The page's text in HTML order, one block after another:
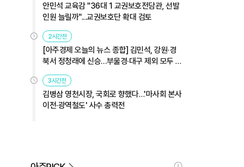
안민석 교육감 "36대 1 교권보호전담관, 선발
인원 늘릴까"...교권보호단 확대 검토
2시간전
[아주경제 오늘의 뉴스 종합] 김민석, 강원·경
북서 정청래에 신승…부울경·대구 제외 모두 웃
었다 外
3시간전
김병삼 영천시장, 국회로 향했다…'마사회 본사
이전·광역철도' 사수 총력전